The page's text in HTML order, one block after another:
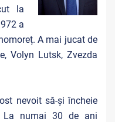
la
a
A mai jucat de
Volyn Lutsk, Zvezda
nevoit să-și încheie
La numai 30 de ani